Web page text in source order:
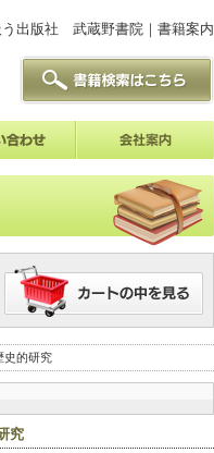
う出版社 武蔵野書院｜書籍案内
史的研究
究